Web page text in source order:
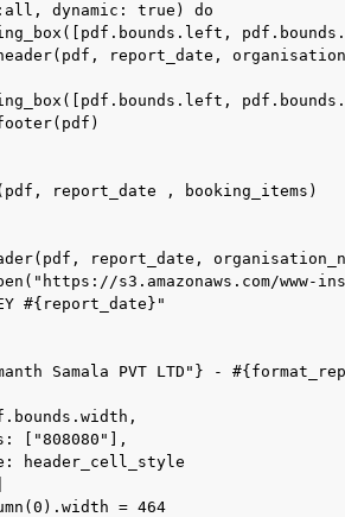
dynamic: true) do
report_date,
report_date , booking_items)
report_date,
s3.amazonaws.com/www-
#{report_date}"
Samala PVT LTD"} -
["808080"],
header_cell_style
= 464